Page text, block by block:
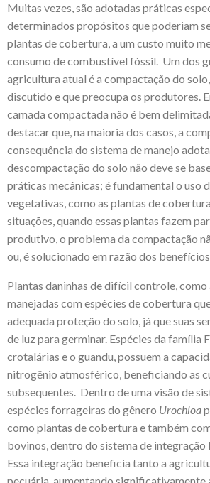
Muitas vezes, são adotadas práticas
determinados propósitos que poderiam
plantas de cobertura, a um custo muito
consumo de combustível fóssil. Um dos
agricultura atual é a compactação do
discutido e que preocupa os produtores.
camada compactada não é bem
destacar que, na maioria dos casos, a
consequência do sistema de manejo
descompactação do solo não deve se
práticas mecânicas; é fundamental o uso
vegetativas, como as plantas de
situações, quando essas plantas fazem
produtivo, o problema da compactação
ou, é solucionado em razão dos
Plantas daninhas de difícil controle, como
manejadas com espécies de cobertura
adequada proteção do solo, já que suas
de luz para germinar. Espécies da família
crotalárias e o guandu, possuem a
nitrogênio atmosférico, beneficiando as
subsequentes. Dentro de uma visão de
espécies forrageiras do gênero Urochloa
como plantas de cobertura e também
bovinos, dentro do sistema de integração
Essa integração beneficia tanto a